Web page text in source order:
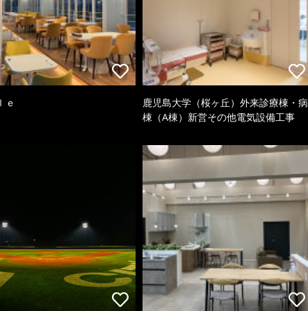
ｅ
鹿児島大学（桜ヶ丘）外来診療棟・病
棟（A棟）新営その他電気設備工事